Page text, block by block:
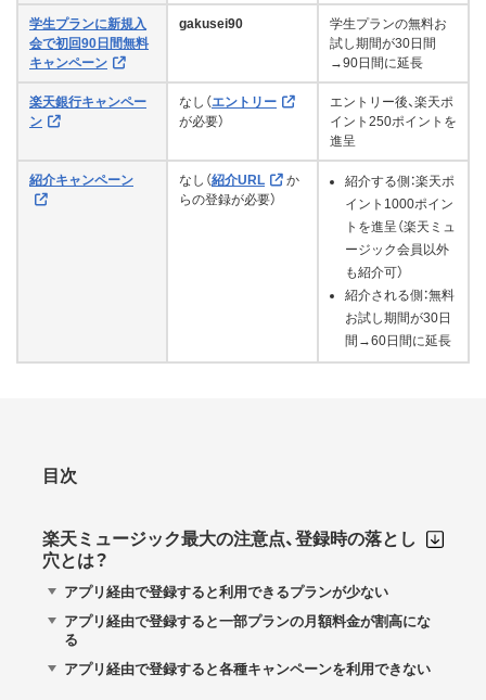
学生プランに新規入
会で初回90日間無料
キャンペーン
gakusei90
学生プランの無料お
試し期間が30日間
→90日間に延長
楽天銀行キャンペー
ン
なし（エントリー
が必要）
エントリー後、楽天ポ
イント250ポイントを
進呈
紹介キャンペーン なし（紹介URL
か
らの登録が必要）
紹介する側：楽天ポ
イント1000ポイン
トを進呈（楽天ミュ
ージック会員以外
も紹介可）
紹介される側：無料
お試し期間が30日
間→60日間に延長
目次
楽天ミュージック最大の注意点、登録時の落とし
穴とは？
アプリ経由で登録すると利用できるプランが少ない
アプリ経由で登録すると一部プランの月額料金が割高にな
る
アプリ経由で登録すると各種キャンペーンを利用できない